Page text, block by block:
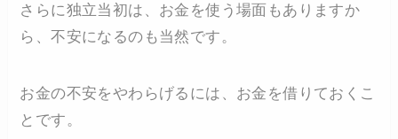
さらに独立当初は、お金を使う場面もありますか
ら、不安になるのも当然です。
お金の不安をやわらげるには、お金を借りておくこ
とです。